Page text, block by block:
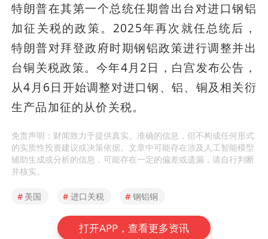
特朗普在其第一个总统任期曾出台对进口钢铝
加征关税的政策。2025年再次就任总统后，
特朗普对拜登政府时期钢铝政策进行调整并出
台铜关税政策。今年4月2日，白宫发布公告，
从4月6日开始调整对进口钢、铝、铜及相关衍
生产品加征的从价关税。
免责声明：财闻致力于提供真实、准确的信息，但不构成任何形式
的实质性投资建议或决策依据。文章中可能存在涉及人工智能模型
辅助生成或分析的信息，可能存在一定的偏差或遗漏，请自行判断
并核实。
# 美国 # 进口关税 # 钢铝铜
打开APP，查看更多资讯